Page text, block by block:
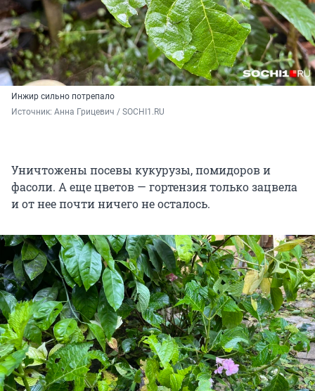
Инжир сильно потрепало
Источник: Анна Грицевич / SOCHI1.RU
Уничтожены посевы кукурузы, помидоров и
фасоли. А еще цветов — гортензия только зацвела
и от нее почти ничего не осталось.